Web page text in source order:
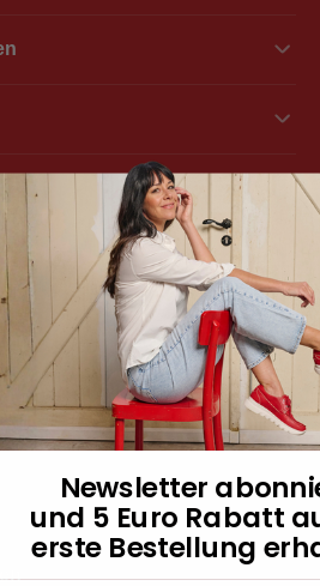
Newsletter
und 5 Euro Rabatt
erste Bestellung